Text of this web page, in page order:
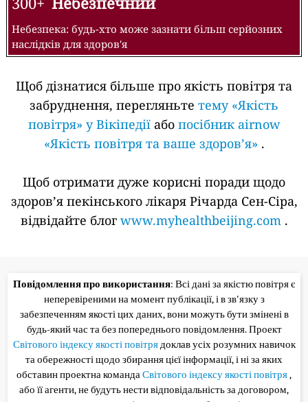
Небезпека: будь-хто може зазнати більш серйозних
наслідків для здоров'я
Щоб дізнатися більше про якість повітря та
забруднення, перегляньте тему «Якість
повітря» у Вікіпедіїабо посібник airnow
«Якість повітря та ваше здоров’я» .
Щоб отримати дуже корисні поради щодо
здоров’я пекінського лікаря Річарда Сен-Сіра,
відвідайте блог www.myhealthbeijing.com.
Повідомлення про використання: Всі дані за якістю повітря є
неперевіреними на момент публікації, і в зв'язку з
забезпеченням якості цих даних, вони можуть бути змінені в
будь-який час та без попереднього повідомлення. Проект
Світового індексу якості повітрядоклав усіх розумних навичок
та обережності щодо збирання цієї інформації, і ні за яких
обставин проектна командаСвітового індексу якості повітря,
або її агенти, не будуть нести відповідальність за договором,